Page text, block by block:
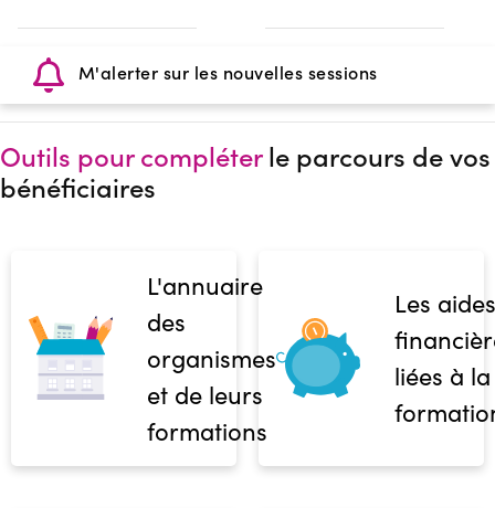
M'alerter sur les nouvelles sessions
Outils pour compléterle parcours de vos
bénéficiaires
L'annuaire
des
organismes
et de leurs
formations
Les aides
liées à la